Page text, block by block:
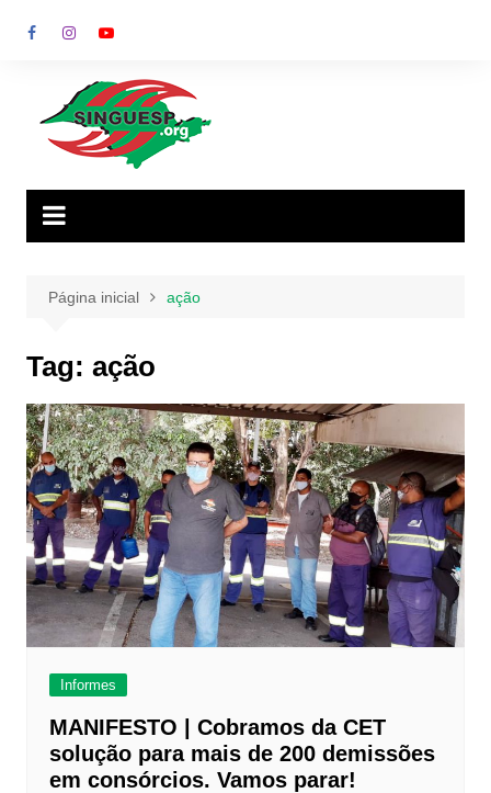
para
Página inicial ação
Tag: ação
Informes
MANIFESTO | Cobramos da CET
solução para mais de 200 demissões
em consórcios. Vamos parar!